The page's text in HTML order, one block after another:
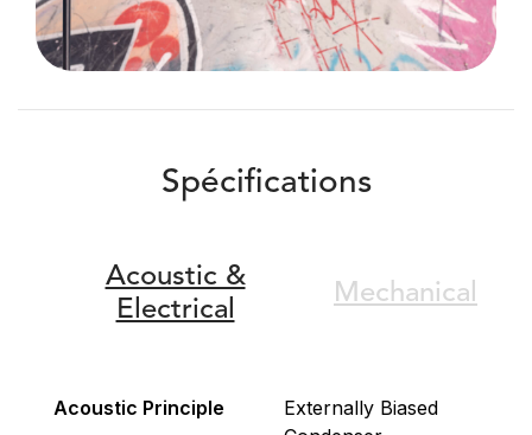
Spécifications
Acoustic &
Electrical
Mechanical
Acoustic Principle
Externally Biased